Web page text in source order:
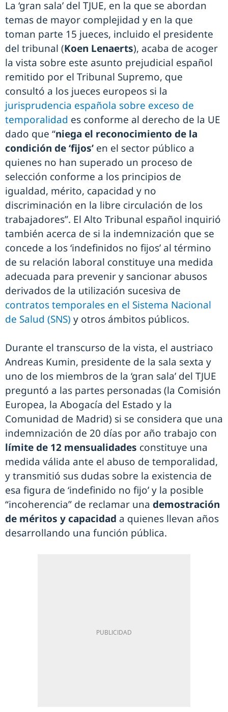
La ‘gran sala’ del TJUE, en la que se abordan
temas de mayor complejidad y en la que
toman parte 15 jueces, incluido el presidente
del tribunal (Koen Lenaerts), acaba de acoger
la vista sobre este asunto prejudicial español
remitido por el Tribunal Supremo, que
consultó a los jueces europeos si la
jurisprudencia española sobre exceso de
temporalidad es conforme al derecho de la UE
dado que “niega el reconocimiento de la
condición de ‘fijos’ en el sector público a
quienes no han superado un proceso de
selección conforme a los principios de
igualdad, mérito, capacidad y no
discriminación en la libre circulación de los
trabajadores”. El Alto Tribunal español inquirió
también acerca de si la indemnización que se
concede a los ‘indefinidos no fijos’ al término
de su relación laboral constituye una medida
adecuada para prevenir y sancionar abusos
derivados de la utilización sucesiva de
contratos temporales en el Sistema Nacional
de Salud (SNS) y otros ámbitos públicos.
Durante el transcurso de la vista, el austriaco
Andreas Kumin, presidente de la sala sexta y
uno de los miembros de la ‘gran sala’ del TJUE
preguntó a las partes personadas (la Comisión
Europea, la Abogacía del Estado y la
Comunidad de Madrid) si se considera que una
indemnización de 20 días por año trabajo con
límite de 12 mensualidades constituye una
medida válida ante el abuso de temporalidad,
y transmitió sus dudas sobre la existencia de
esa figura de ‘indefinido no fijo’ y la posible
“incoherencia” de reclamar una demostración
de méritos y capacidad a quienes llevan años
desarrollando una función pública.